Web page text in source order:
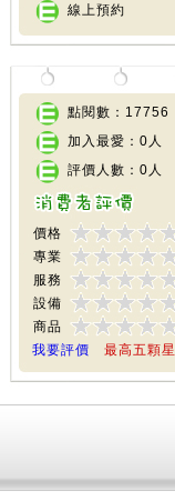
線上預約
點閱數：17756
加入最愛：0人
評價人數：0人
價格
專業
服務
設備
商品
我要評價
最高五顆星